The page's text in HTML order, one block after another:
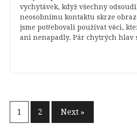
vychytávek, když všechny
neosobnímu kontaktu skrze
jsme potřebovali používat věci,
ani nenapadly. Pár chytrých hlav
Stránkování
1 2 Next »